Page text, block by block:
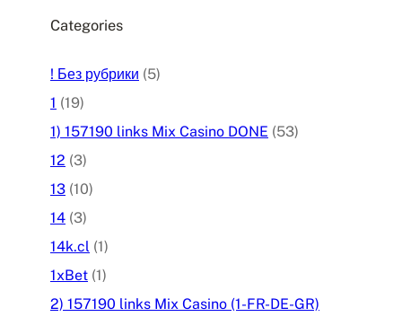
Categories
! Без рубрики (5)
1 (19)
1) 157190 links Mix Casino DONE (53)
12 (3)
13 (10)
14 (3)
14k.cl (1)
1xBet (1)
2) 157190 links Mix Casino (1-FR-DE-GR)